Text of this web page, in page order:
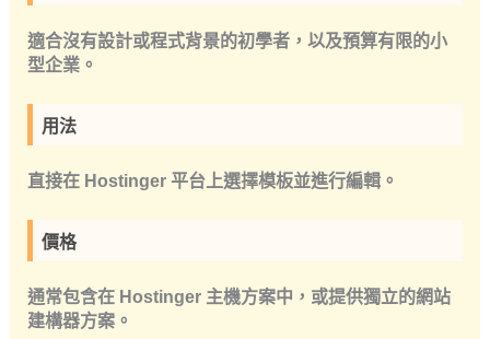
適合沒有設計或程式背景的初學者，以及預算有限的小
型企業。
用法
直接在 Hostinger 平台上選擇模板並進行編輯。
價格
通常包含在 Hostinger 主機方案中，或提供獨立的網站
建構器方案。